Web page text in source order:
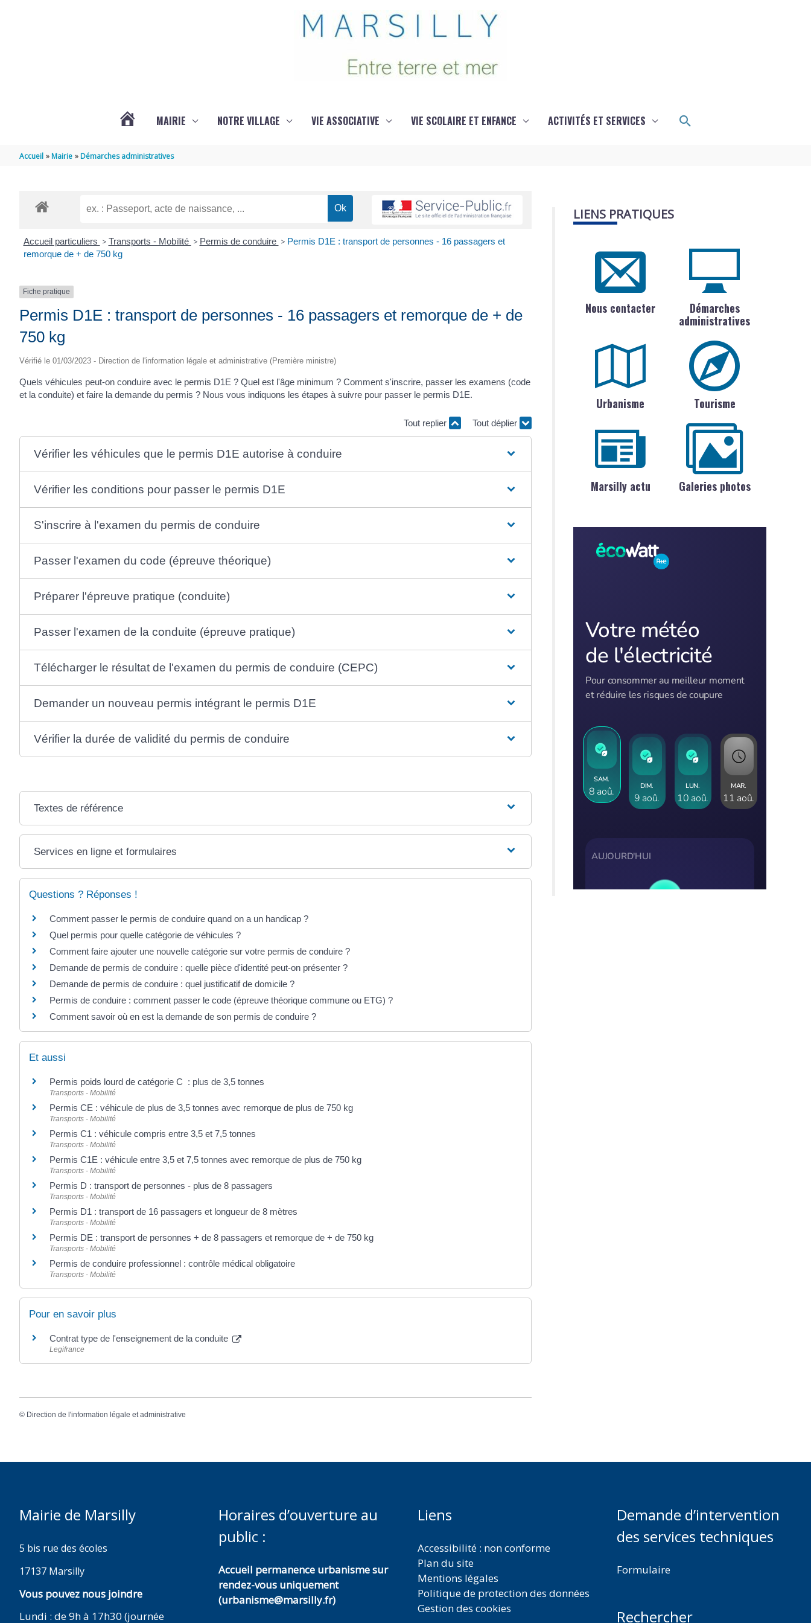
MARSILLY
MAIRIE NOTRE VILLAGE VIE ASSOCIATIVE VIE SCOLAIRE ET ENFANCE ACTIVITÉS ET SERVICES Rechercher
Accueil Mairie Démarches administratives
Accueil particuliers > Transports - Mobilité > Permis de conduire > Permis D1E : transport de personnes - 16 passagers et
remorque de + de 750 kg
Fiche pratique
Permis D1E : transport de personnes - 16 passagers et remorque de + de
750 kg
Vérifié le 01/03/2023 - Direction de l'information légale et administrative (Première ministre)
Quels véhicules peut-on conduire avec le permis D1E ? Quel est l'âge minimum ? Comment s'inscrire, passer les examens (code
et la conduite) et faire la demande du permis ? Nous vous indiquons les étapes à suivre pour passer le permis D1E.
Tout replier Tout déplier
Vérifier les véhicules que le permis D1E autorise à conduire
Vérifier les conditions pour passer le permis D1E
S'inscrire à l'examen du permis de conduire
Passer l'examen du code (épreuve théorique)
Préparer l'épreuve pratique (conduite)
Passer l'examen de la conduite (épreuve pratique)
Télécharger le résultat de l'examen du permis de conduire (CEPC)
Demander un nouveau permis intégrant le permis D1E
Vérifier la durée de validité du permis de conduire
Textes de référence
Services en ligne et formulaires
Questions ? Réponses !
Comment passer le permis de conduire quand on a un handicap ?
Quel permis pour quelle catégorie de véhicules ?
Comment faire ajouter une nouvelle catégorie sur votre permis de conduire ?
Demande de permis de conduire : quelle pièce d'identité peut-on présenter ?
Demande de permis de conduire : quel justificatif de domicile ?
Permis de conduire : comment passer le code (épreuve théorique commune ou ETG) ?
Comment savoir où en est la demande de son permis de conduire ?
Et aussi
Permis poids lourd de catégorie C : plus de 3,5 tonnes
Transports - Mobilité
Permis CE : véhicule de plus de 3,5 tonnes avec remorque de plus de 750 kg
Transports - Mobilité
Permis C1 : véhicule compris entre 3,5 et 7,5 tonnes
Transports - Mobilité
Permis C1E : véhicule entre 3,5 et 7,5 tonnes avec remorque de plus de 750 kg
Transports - Mobilité
Permis D : transport de personnes - plus de 8 passagers
Transports - Mobilité
Permis D1 : transport de 16 passagers et longueur de 8 mètres
Transports - Mobilité
Permis DE : transport de personnes + de 8 passagers et remorque de + de 750 kg
Transports - Mobilité
Permis de conduire professionnel : contrôle médical obligatoire
Transports - Mobilité
Pour en savoir plus
Contrat type de l'enseignement de la conduite
Legifrance
© Direction de l'information légale et administrative
LIENS PRATIQUES
Nous contacter
Démarches
administratives
Urbanisme Tourisme
Marsilly actu Galeries photos
Mairie de Marsilly
5 bis rue des écoles
17137 Marsilly
Vous pouvez nous joindre
Lundi : de 9h à 17h30 (journée
Horaires d’ouverture au
public :
Accueil permanence urbanisme sur
rendez-vous uniquement
(urbanisme@marsilly.fr)
Liens
Accessibilité : non conforme
Plan du site
Mentions légales
Politique de protection des données
Gestion des cookies
Demande d’intervention
des services techniques
Formulaire
Rechercher